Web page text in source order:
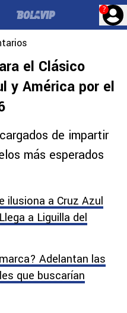
?
el Clásico
y América por el
de impartir
más esperados
ilusiona a Cruz Azul
a Liguilla del
Adelantan las
que buscarían